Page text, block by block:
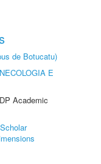
de Botucatu)
E
Academic